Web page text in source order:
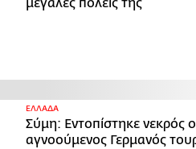
μεγάλες πόλεις της
ΕΛΛΑΔΑ
Σύμη: Εντοπίστηκε νεκρός ο
αγνοούμενος Γερμανός